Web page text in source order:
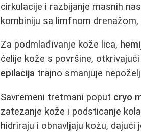
cirkulacije i razbijanje masnih
kombiniju sa limfnom
Za podmlađivanje kože lica,
ćelije kože s površine,
epilacija trajno smanjuje
Savremeni tretmani poput cryo
zatezanje kože i podsticanje
hidriraju i obnavljaju kožu, dajući